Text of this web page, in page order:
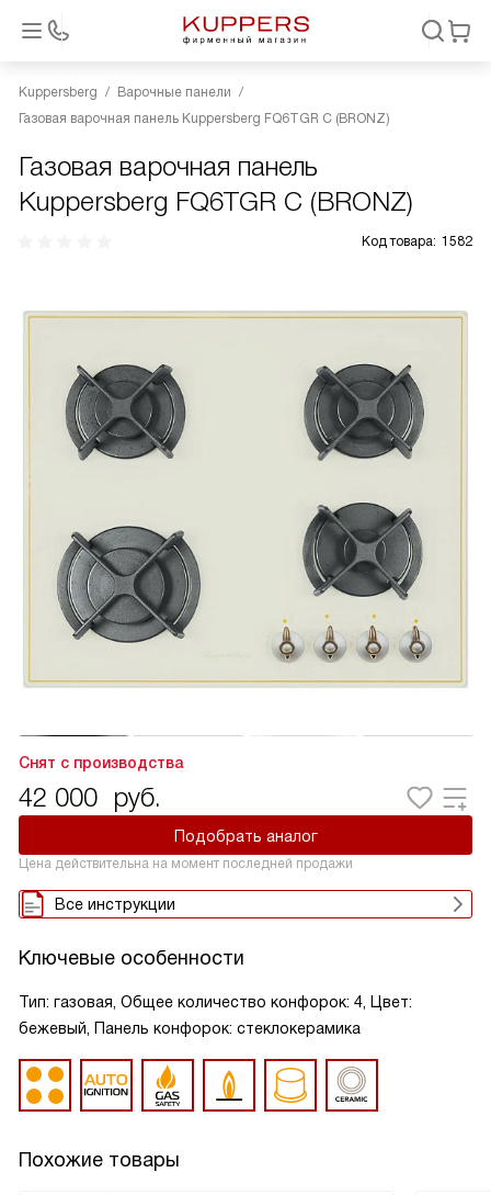
Kuppersberg
Варочные панели
Газовая варочная панель Kuppersberg FQ6TGR C (BRONZ)
Газовая варочная панель
Kuppersberg FQ6TGR C (BRONZ)
Код товара: 1582
Снят с производства
42 000 руб.
Подобрать аналог
Цена действительна на момент последней продажи
Все инструкции
Ключевые особенности
Тип: газовая, Общее количество конфорок: 4, Цвет:
бежевый, Панель конфорок: стеклокерамика
Похожие товары